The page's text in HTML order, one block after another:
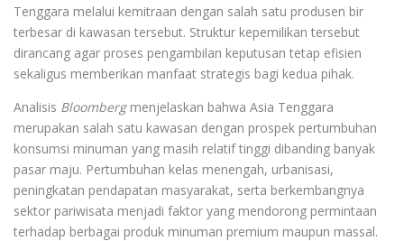
Tenggara melalui kemitraan dengan salah satu produsen bir
terbesar di kawasan tersebut. Struktur kepemilikan tersebut
dirancang agar proses pengambilan keputusan tetap efisien
sekaligus memberikan manfaat strategis bagi kedua pihak.
Analisis Bloombergmenjelaskan bahwa Asia Tenggara
merupakan salah satu kawasan dengan prospek pertumbuhan
konsumsi minuman yang masih relatif tinggi dibanding banyak
pasar maju. Pertumbuhan kelas menengah, urbanisasi,
peningkatan pendapatan masyarakat, serta berkembangnya
sektor pariwisata menjadi faktor yang mendorong permintaan
terhadap berbagai produk minuman premium maupun massal.